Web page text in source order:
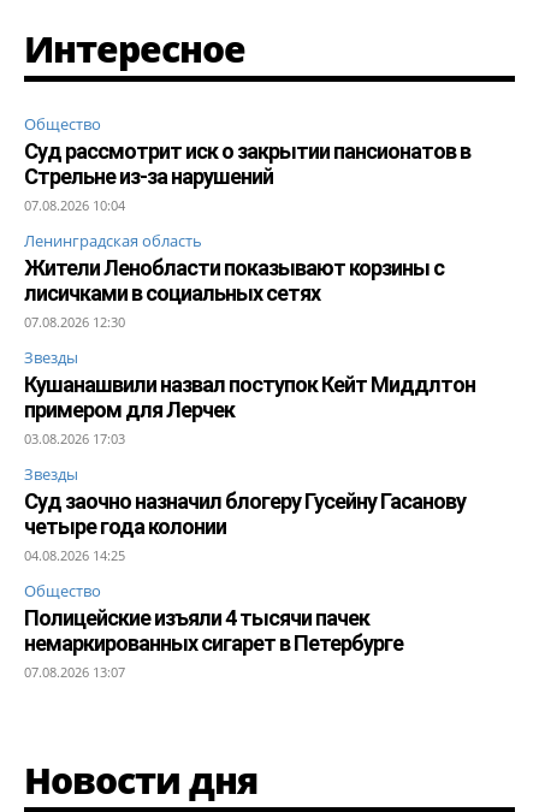
Интересное
Общество
Суд рассмотрит иск о закрытии пансионатов в
Стрельне из-за нарушений
07.08.2026 10:04
Ленинградская область
Жители Ленобласти показывают корзины с
лисичками в социальных сетях
07.08.2026 12:30
Звезды
Кушанашвили назвал поступок Кейт Миддлтон
примером для Лерчек
03.08.2026 17:03
Звезды
Суд заочно назначил блогеру Гусейну Гасанову
четыре года колонии
04.08.2026 14:25
Общество
Полицейские изъяли 4 тысячи пачек
немаркированных сигарет в Петербурге
07.08.2026 13:07
Новости дня